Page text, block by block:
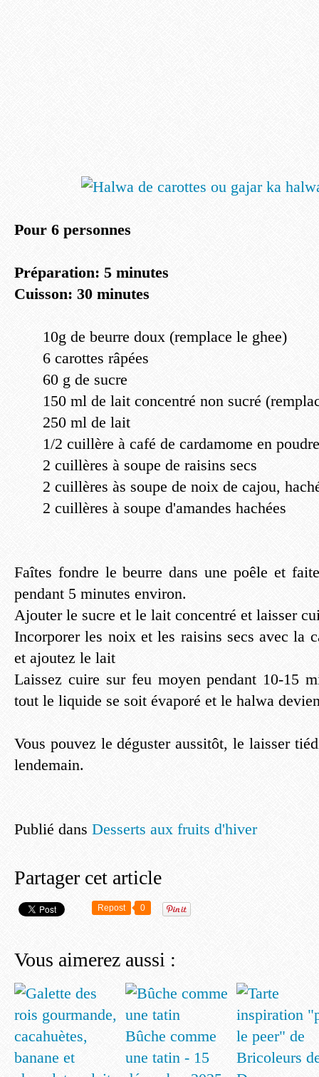
Pour 6 personnes
Préparation: 5 minutes
Cuisson: 30 minutes
10g de beurre doux (remplace le ghee)
6 carottes râpées
60 g de sucre
150 ml de lait concentré non sucré
250 ml de lait
1/2 cuillère à café de cardamome en
2 cuillères à soupe de raisins secs
2 cuillères às soupe de noix de cajou,
2 cuillères à soupe d'amandes hachées
Faîtes fondre le beurre dans une poêle et
pendant 5 minutes environ.
Ajouter le sucre et le lait concentré et laisser
Incorporer les noix et les raisins secs avec la
et ajoutez le lait
Laissez cuire sur feu moyen pendant 10-15
tout le liquide se soit évaporé et le halwa
Vous pouvez le déguster aussitôt, le laisser
lendemain.
Publié dans Desserts aux fruits d'hiver
Partager cet article
Repost 0
Vous aimerez aussi :
Bûche comme
une tatin - 15